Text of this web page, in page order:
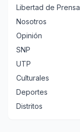
Libertad de Prensa
Nosotros
Opinión
SNP
UTP
Culturales
Deportes
Distritos